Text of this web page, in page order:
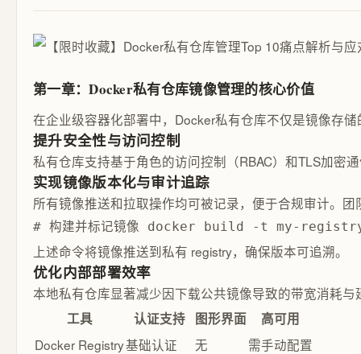
第一章：Docker私有仓库镜像管理的核心价值
在企业级容器化部署中，Docker私有仓库不仅是镜像存
提升安全性与访问控制
私有仓库支持基于角色的访问控制（RBAC）和TLS加密
实现镜像版本化与审计追踪
所有镜像推送和拉取操作均可被记录，便于合规审计。
# 构建并标记镜像 docker build -t my-
上述命令将镜像推送到私有 registry，确保版本可追溯。
优化内部部署效率
本地私有仓库显著减少因下载公共镜像导致的带宽消耗
工具
认证支持 图形界面
高可用
Docker Registry基础认证 无
需手动配置